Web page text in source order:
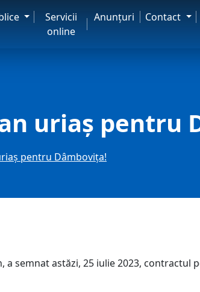
Servicii
online
Anunţuri Contact
uriaș pentru
pentru Dâmbovița!
a semnat astăzi, 25 iulie 2023,